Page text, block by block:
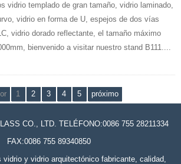
vidrio templado de gran tamaño, vidrio laminado,
vidrio en forma de U, espejos de dos vías
vidrio dorado reflectante, el tamaño máximo
bienvenido a visitar nuestro stand B111....
1 2 3 4 5 próximo
CO., LTD. TELÉFONO:0086 755 28211334
FAX:0086 755 89340850
vidrio y vidrio arquitectónico fabricante, calidad,